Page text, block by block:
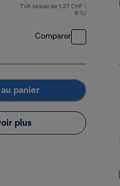
TVA incluse de 1.27 CHF (
8 %)
Comparer
panier
plus